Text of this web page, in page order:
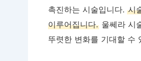
촉진하는 시술입니다. 시
이루어집니다. 울쎄라 시
뚜렷한 변화를 기대할 수